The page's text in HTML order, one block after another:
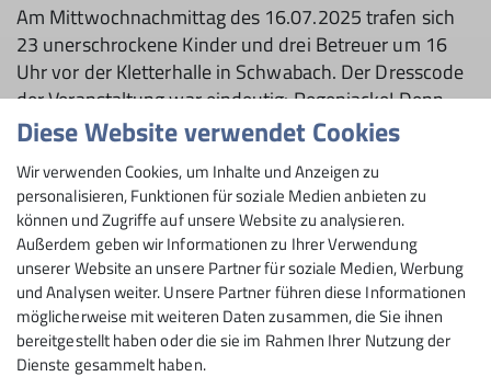
Am Mittwochnachmittag des 16.07.2025 trafen sich
23 unerschrockene Kinder und drei Betreuer um 16
Uhr vor der Kletterhalle in Schwabach. Der Dresscode
der Veranstaltung war eindeutig: Regenjacke! Denn
der Wettergott hatte an diesem Tag wieder einmal
Schau gestellt: Über vereinzelte Sonnenstrahlen, Wind
und Starkregen war schon alles geboten worden.
Doch davon wollten wir uns nicht von unserem Plan
abbringen lassen, einen schönen und spannenden
Nachmittag im Kletterwald am Brombachsee zu
verbringen. Und so stiegen wir mit dem optimistischen
Glauben an die freundlichste der zahlreichen
Wetterprognosen in die von den verschiedensten
Diese Website verwendet Cookies
Wir verwenden Cookies, um Inhalte und Anzeigen zu
personalisieren, Funktionen für soziale Medien anbieten zu
können und Zugriffe auf unsere Website zu analysieren.
Außerdem geben wir Informationen zu Ihrer Verwendung
unserer Website an unsere Partner für soziale Medien, Werbung
und Analysen weiter. Unsere Partner führen diese Informationen
möglicherweise mit weiteren Daten zusammen, die Sie ihnen
bereitgestellt haben oder die sie im Rahmen Ihrer Nutzung der
Dienste gesammelt haben.